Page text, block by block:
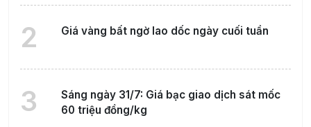
2 Giá vàng bất ngờ lao dốc ngày cuối tuần
3
Sáng ngày 31/7: Giá bạc giao dịch sát mốc
60 triệu đồng/kg